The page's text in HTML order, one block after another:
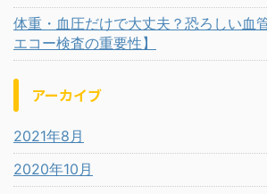
体重・血圧だけで大丈夫？恐ろしい血
エコー検査の重要性】
アーカイブ
2021年8月
2020年10月